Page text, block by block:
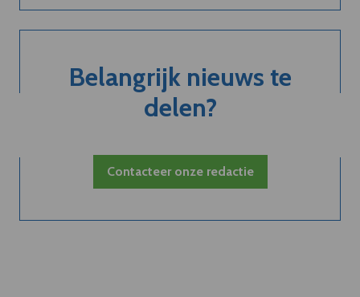
Belangrijk nieuws te
delen?
Contacteer onze redactie